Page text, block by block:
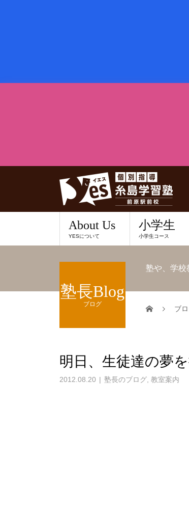
About Us
YESについて
小学生
小学生コース
塾長Blog
ブログ
塾や、学校
ブ
明日、生徒達の夢
2012.08.20 塾長のブログ, 教室案内